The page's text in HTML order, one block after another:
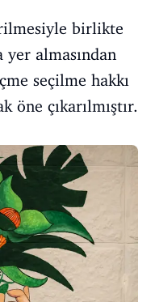
birlikte
yer almasından
seçilme hakkı
öne çıkarılmıştır.